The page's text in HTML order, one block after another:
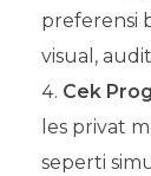
preferensi
visual,
Cek
les privat
seperti